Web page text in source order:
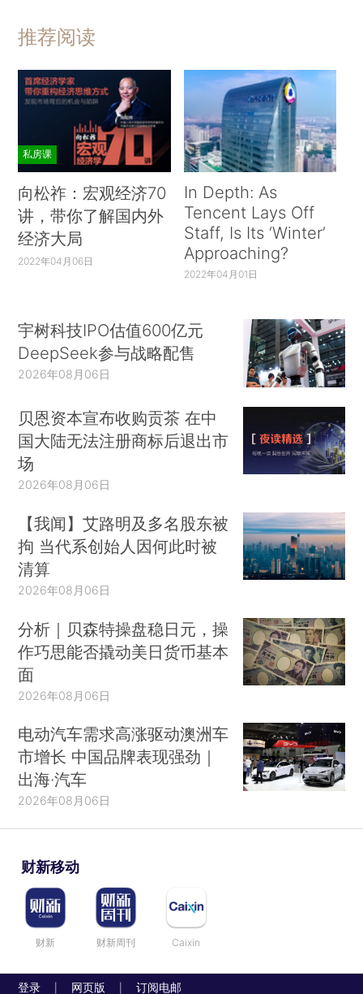
推荐阅读
私房课
向松祚：宏观经济70
讲，带你了解国内外
经济大局
2022年04月06日
In Depth: As
Tencent Lays Off
Staff, Is Its ‘Winter’
Approaching?
2022年04月01日
宇树科技IPO估值600亿元
DeepSeek参与战略配售
2026年08月06日
贝恩资本宣布收购贡茶 在中
国大陆无法注册商标后退出市
场
2026年08月06日
【我闻】艾路明及多名股东被
拘 当代系创始人因何此时被
清算
2026年08月06日
分析｜贝森特操盘稳日元，操
作巧思能否撬动美日货币基本
面
2026年08月06日
电动汽车需求高涨驱动澳洲车
市增长 中国品牌表现强劲｜
出海·汽车
2026年08月06日
财新移动
财新 财新周刊 Caixin
登录 网页版 订阅电邮